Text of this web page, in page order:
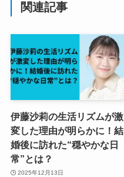
関連記事
伊藤沙莉の生活リズムが激
変した理由が明らかに！結
婚後に訪れた“穏やかな日
常”とは？
2025年12月13日